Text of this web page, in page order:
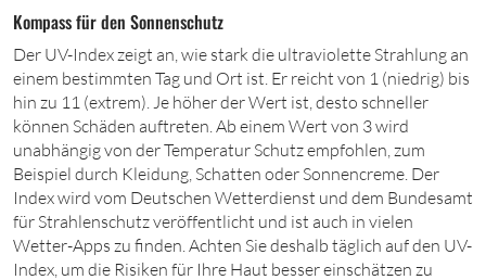
Kompass für den Sonnenschutz
Der UV-Index zeigt an, wie stark die ultraviolette Strahlung an
einem bestimmten Tag und Ort ist. Er reicht von 1 (niedrig) bis
hin zu 11 (extrem). Je höher der Wert ist, desto schneller
können Schäden auftreten. Ab einem Wert von 3wird
unabhängig von der Temperatur Schutz empfohlen, zum
Beispiel durch Kleidung, Schatten oder Sonnencreme. Der
Index wird vom Deutschen Wetter­dienst und dem Bundesamt
für Strahlenschutz veröffentlicht und ist auch in vielen
Wetter-Apps zu finden. Achten Sie deshalb täglich auf den UV-
Index, um die Risiken für Ihre Haut besser einschätzen zu